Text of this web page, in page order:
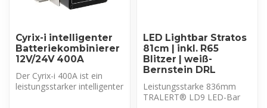
Cyrix-i intelligenter
Batteriekombinierer
12V/24V 400A
Der Cyrix-i 400A ist ein
leistungsstarker intelligenter
LED Lightbar Stratos
81cm | inkl. R65
Blitzer | weiß-
Bernstein DRL
Leistungsstarke 836mm
TRALERT® LD9 LED-Bar